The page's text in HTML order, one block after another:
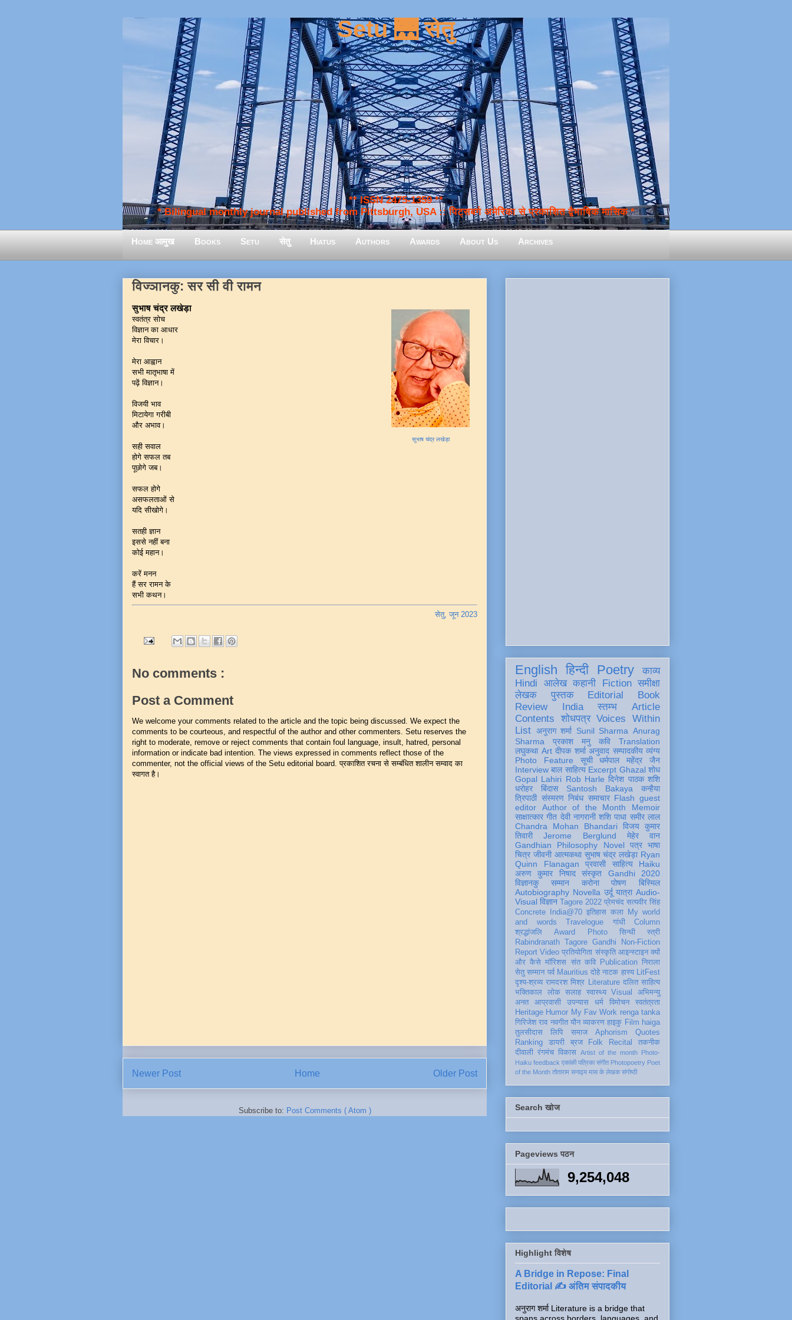
Setu 🌉 सेतु
** ISSN 2475-1359 **
* Bilingual monthly journal published from Pittsburgh, USA :: पिट्सबर्ग अमेरिका से प्रकाशित द्वैभाषिक मासिक *
Home आमुख Books Setu सेतु Hiatus Authors Awards About Us Archives
विज्ञानकु: सर सी वी रामन
सुभाष चंद्र लखेड़ा
सुभाष चंद्र लखेड़ा
स्वतंत्र सोच
विज्ञान का आधार
मेरा विचार।
मेरा आह्वान
सभी मातृभाषा में
पढ़ें विज्ञान।
विजयी भाव
मिटायेगा गरीबी
और अभाव।
सही सवाल
होगे सफल तब
पूछोगे जब।
सफल होगे
असफलताओं से
यदि सीखोगे।
सतही ज्ञान
इससे नहीं बना
कोई महान।
करें मनन
हैं सर रामन के
सभी कथन।
सेतु, जून 2023
No comments :
Post a Comment
We welcome your comments related to the article and the topic being discussed. We expect the
comments to be courteous, and respectful of the author and other commenters. Setu reserves the
right to moderate, remove or reject comments that contain foul language, insult, hatred, personal
information or indicate bad intention. The views expressed in comments reflect those of the
commenter, not the official views of the Setu editorial board. प्रकाशित रचना से सम्बंधित शालीन सम्वाद का
स्वागत है।
Newer Post Older Post
Home
Subscribe to: Post Comments ( Atom )
English हिन्दी Poetry
काव्य
Hindi
आलेख कहानी Fiction समीक्षा
लेखक
पुस्तक Editorial
Book
Review
India स्तम्भ
Article
Contents
शोधपत्र Voices Within
List अनुराग शर्मा Sunil Sharma Anurag
Sharma
प्रकाश मनु कवि
Translation
लघुकथा Art दीपक शर्मा अनुवाद सम्पादकीय व्यंग्य
Photo Feature
सूची
धर्मपाल महेंद्र जैन
Interview बाल साहित्य Excerpt Ghazal शोध
Gopal Lahiri Rob Harle दिनेश पाठक शशि
धरोहर
बिंदास Santosh Bakaya
कन्हैया
त्रिपाठी संस्मरण निबंध समाचार Flash guest
editor
Author of the Month
Memoir
साक्षात्कार गीत देवी नागरानी शशि पाधा समीर लाल
Chandra Mohan Bhandari विजय कुमार
तिवारी
Jerome Berglund
मेहेर वान
Gandhian Philosophy
Novel पत्र भाषा
चित्र जीवनी आत्मकथा सुभाष चंद्र लखेड़ा Ryan
Quinn Flanagan
प्रवासी साहित्य
Haiku
अरुण कुमार निषाद
संस्कृत
Gandhi 2020
विज्ञानकु
सम्मान करोना पोषण
बिस्मिल
Autobiography Novella उर्दू यात्रा Audio-
Visual विज्ञान Tagore 2022 प्रेमचंद सत्यवीर सिंह
Concrete
India@70 इतिहास कला
My world
and words
Travelogue गांधी
Column
श्रद्धांजलि
Award Photo सिन्धी
स्त्री
Rabindranath Tagore Gandhi
Non-Fiction
Report Video प्रतियोगिता संस्कृति आइन्स्टाइन क्यों
और कैसे मॉरिशस संत कवि Publication निराला
सेतु सम्मान पर्व Mauritius दोहे नाटक हास्य LitFest
दृश्य-श्रव्य रामदरश मिश्र Literature दलित साहित्य
भक्तिकाल
लोक सलाह स्वास्थ्य Visual
अभिमन्यु
अनत
आप्रवासी उपन्यास धर्म विमोचन
स्वतंत्रता
Heritage Humor My Fav Work renga tanka
गिरिजेश राव नवगीत यौन व्याकरण हाइकु Film haiga
तुलसीदास
लिपि समाज Aphorism
Quotes
Ranking
डायरी ब्रज Folk Recital
तकनीक
दीवाली रंगमंच विकास Artist of the month Photo-
Haiku feedback एकांकी पत्रिका संगीत Photopoetry Poet
of the Month तोताराम सनाढ्य मास के लेखक संगोष्ठी
Search खोज
Pageviews पठन
9,254,048
Highlight विशेष
A Bridge in Repose: Final
Editorial ✍️ अंतिम संपादकीय
अनुराग शर्मा Literature is a bridge that